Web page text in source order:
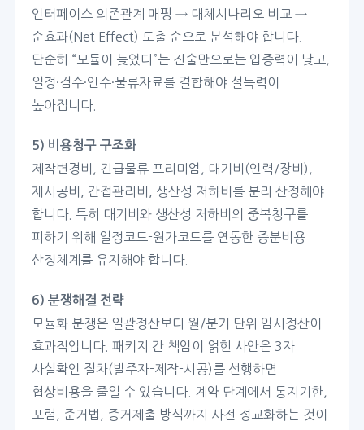
인터페이스 의존관계 매핑 → 대체시나리오 비교 →
순효과(Net Effect) 도출 순으로 분석해야 합니다.
단순히 “모듈이 늦었다”는 진술만으로는 입증력이 낮고,
일정·검수·인수·물류자료를 결합해야 설득력이
높아집니다.
5) 비용청구 구조화
제작변경비, 긴급물류 프리미엄, 대기비(인력/장비),
재시공비, 간접관리비, 생산성 저하비를 분리 산정해야
합니다. 특히 대기비와 생산성 저하비의 중복청구를
피하기 위해 일정코드-원가코드를 연동한 증분비용
산정체계를 유지해야 합니다.
6) 분쟁해결 전략
모듈화 분쟁은 일괄정산보다 월/분기 단위 임시정산이
효과적입니다. 패키지 간 책임이 얽힌 사안은 3자
사실확인 절차(발주자-제작-시공)를 선행하면
협상비용을 줄일 수 있습니다. 계약 단계에서 통지기한,
포럼, 준거법, 증거제출 방식까지 사전 정교화하는 것이